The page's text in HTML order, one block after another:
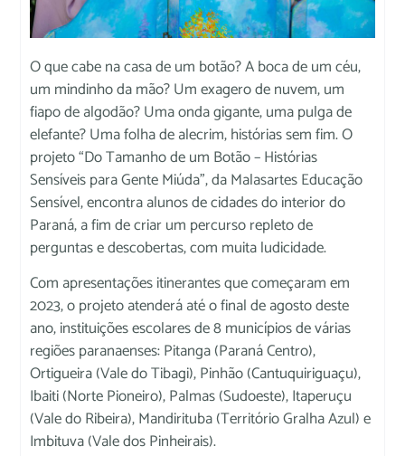
O que cabe na casa de um botão? A boca de um céu,
um mindinho da mão? Um exagero de nuvem, um
fiapo de algodão? Uma onda gigante, uma pulga de
elefante? Uma folha de alecrim, histórias sem fim. O
projeto “Do Tamanho de um Botão – Histórias
Sensíveis para Gente Miúda”, da Malasartes Educação
Sensível, encontra alunos de cidades do interior do
Paraná, a fim de criar um percurso repleto de
perguntas e descobertas, com muita ludicidade.
Com apresentações itinerantes que começaram em
2023, o projeto atenderá até o final de agosto deste
ano, instituições escolares de 8 municípios de várias
regiões paranaenses: Pitanga (Paraná Centro),
Ortigueira (Vale do Tibagi), Pinhão (Cantuquiriguaçu),
Ibaiti (Norte Pioneiro), Palmas (Sudoeste), Itaperuçu
(Vale do Ribeira), Mandirituba (Território Gralha Azul) e
Imbituva (Vale dos Pinheirais).